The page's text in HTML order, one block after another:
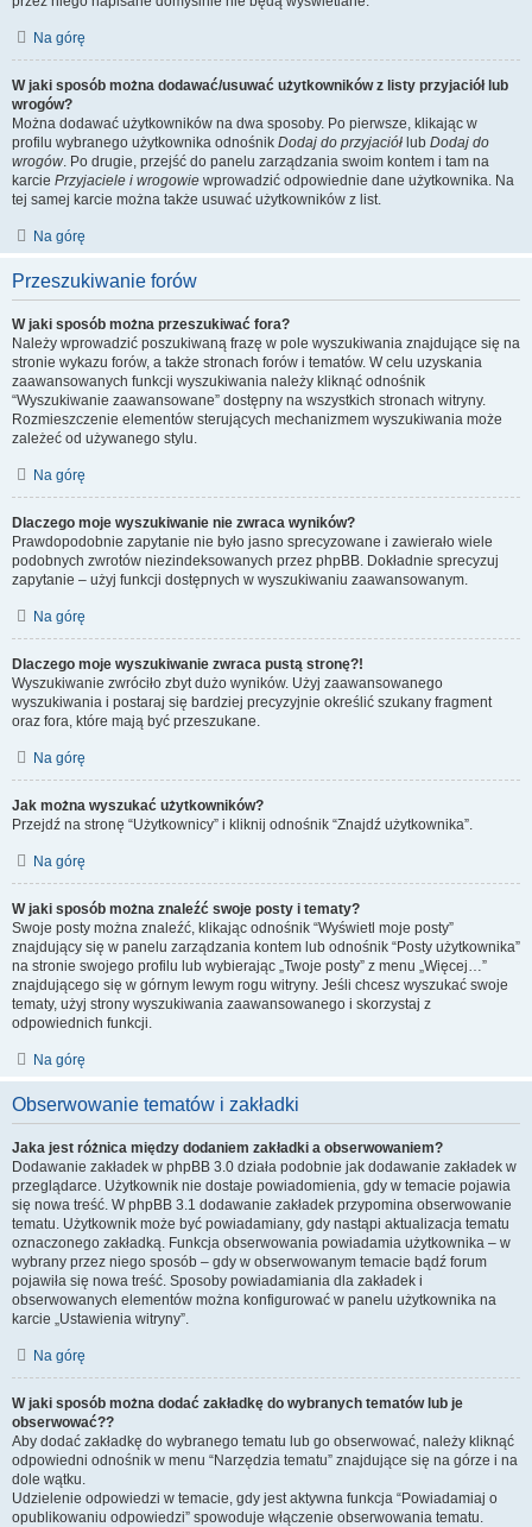
Na górę
W jaki sposób można dodawać/usuwać użytkowników z listy przyjaciół lub
wrogów?
Można dodawać użytkowników na dwa sposoby. Po pierwsze, klikając w
profilu wybranego użytkownika odnośnik Dodaj do przyjaciół lub Dodaj do
wrogów. Po drugie, przejść do panelu zarządzania swoim kontem i tam na
karcie Przyjaciele i wrogowie wprowadzić odpowiednie dane użytkownika. Na
tej samej karcie można także usuwać użytkowników z list.
Na górę
Przeszukiwanie forów
W jaki sposób można przeszukiwać fora?
Należy wprowadzić poszukiwaną frazę w pole wyszukiwania znajdujące się na
stronie wykazu forów, a także stronach forów i tematów. W celu uzyskania
zaawansowanych funkcji wyszukiwania należy kliknąć odnośnik
“Wyszukiwanie zaawansowane” dostępny na wszystkich stronach witryny.
Rozmieszczenie elementów sterujących mechanizmem wyszukiwania może
zależeć od używanego stylu.
Na górę
Dlaczego moje wyszukiwanie nie zwraca wyników?
Prawdopodobnie zapytanie nie było jasno sprecyzowane i zawierało wiele
podobnych zwrotów niezindeksowanych przez phpBB. Dokładnie sprecyzuj
zapytanie – użyj funkcji dostępnych w wyszukiwaniu zaawansowanym.
Na górę
Dlaczego moje wyszukiwanie zwraca pustą stronę?!
Wyszukiwanie zwróciło zbyt dużo wyników. Użyj zaawansowanego
wyszukiwania i postaraj się bardziej precyzyjnie określić szukany fragment
oraz fora, które mają być przeszukane.
Na górę
Jak można wyszukać użytkowników?
Przejdź na stronę “Użytkownicy” i kliknij odnośnik “Znajdź użytkownika”.
Na górę
W jaki sposób można znaleźć swoje posty i tematy?
Swoje posty można znaleźć, klikając odnośnik “Wyświetl moje posty”
znajdujący się w panelu zarządzania kontem lub odnośnik “Posty użytkownika”
na stronie swojego profilu lub wybierając „Twoje posty” z menu „Więcej…”
znajdującego się w górnym lewym rogu witryny. Jeśli chcesz wyszukać swoje
tematy, użyj strony wyszukiwania zaawansowanego i skorzystaj z
odpowiednich funkcji.
Na górę
Obserwowanie tematów i zakładki
Jaka jest różnica między dodaniem zakładki a obserwowaniem?
Dodawanie zakładek w phpBB 3.0 działa podobnie jak dodawanie zakładek w
przeglądarce. Użytkownik nie dostaje powiadomienia, gdy w temacie pojawia
się nowa treść. W phpBB 3.1 dodawanie zakładek przypomina obserwowanie
tematu. Użytkownik może być powiadamiany, gdy nastąpi aktualizacja tematu
oznaczonego zakładką. Funkcja obserwowania powiadamia użytkownika – w
wybrany przez niego sposób – gdy w obserwowanym temacie bądź forum
pojawiła się nowa treść. Sposoby powiadamiania dla zakładek i
obserwowanych elementów można konfigurować w panelu użytkownika na
karcie „Ustawienia witryny”.
Na górę
W jaki sposób można dodać zakładkę do wybranych tematów lub je
obserwować??
Aby dodać zakładkę do wybranego tematu lub go obserwować, należy kliknąć
odpowiedni odnośnik w menu “Narzędzia tematu” znajdujące się na górze i na
dole wątku.
Udzielenie odpowiedzi w temacie, gdy jest aktywna funkcja “Powiadamiaj o
opublikowaniu odpowiedzi” spowoduje włączenie obserwowania tematu.